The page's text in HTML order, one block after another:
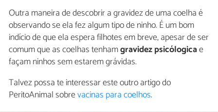
Outra maneira de descobrir a gravidez de uma coelha é
observando se ela fez algum tipo de ninho. É um bom
indício de que ela espera filhotes em breve, apesar de ser
comum que as coelhas tenhamgravidez psicólogicae
façam ninhos sem estarem grávidas.
Talvez possa te interessar este outro artigo do
PeritoAnimal sobrevacinas para coelhos.